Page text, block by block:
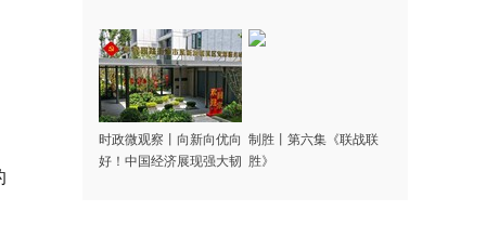
时政微观察丨向新向优向
好！中国经济展现强大韧
制胜丨第六集《联战联
胜》